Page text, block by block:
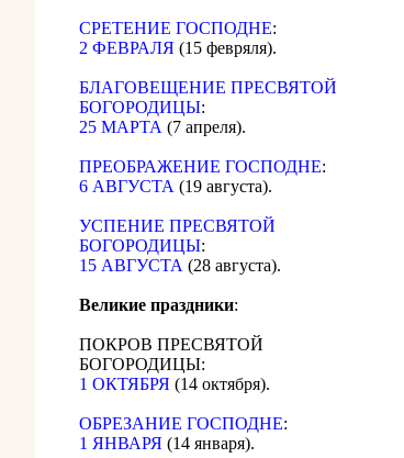
СРЕТЕНИЕ ГОСПОДНЕ:
2 ФЕВРАЛЯ (15 февряля).
БЛАГОВЕЩЕНИЕ ПРЕСВЯТОЙ
БОГОРОДИЦЫ:
25 МАРТА (7 апреля).
ПРЕОБРАЖЕНИЕ ГОСПОДНЕ:
6 АВГУСТА (19 августа).
УСПЕНИЕ ПРЕСВЯТОЙ
БОГОРОДИЦЫ:
15 АВГУСТА (28 августа).
Великие праздники:
ПОКРОВ ПРЕСВЯТОЙ
БОГОРОДИЦЫ:
1 ОКТЯБРЯ (14 октября).
ОБРЕЗАНИЕ ГОСПОДНЕ:
1 ЯНВАРЯ (14 января).